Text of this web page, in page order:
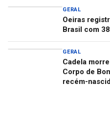
GERAL
Oeiras
Brasil com
GERAL
Cadela
Corpo de
recém-